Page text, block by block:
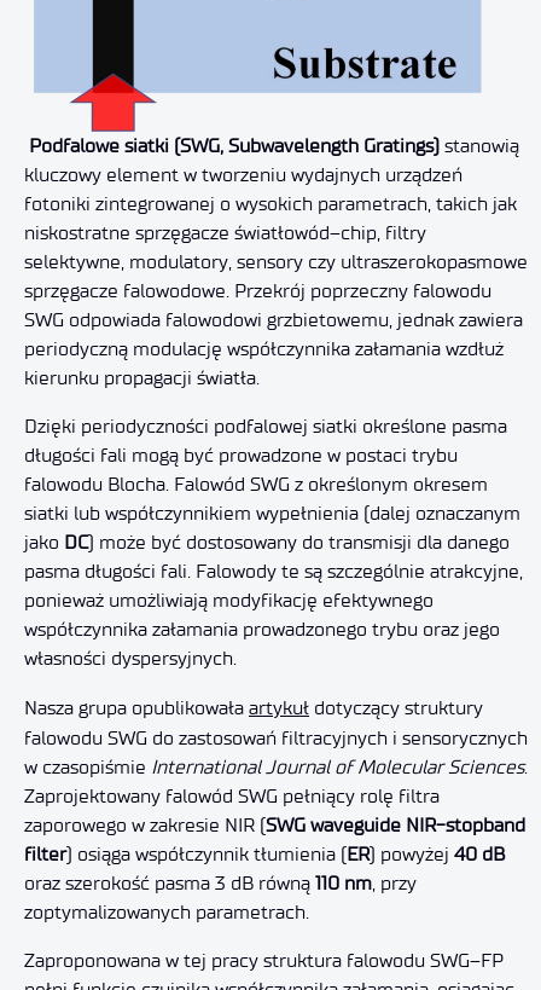
Podfalowe siatki (SWG, Subwavelength Gratings) stanowią
kluczowy element w tworzeniu wydajnych urządzeń
fotoniki zintegrowanej o wysokich parametrach, takich jak
niskostratne sprzęgacze światłowód–chip, filtry
selektywne, modulatory, sensory czy ultraszerokopasmowe
sprzęgacze falowodowe. Przekrój poprzeczny falowodu
SWG odpowiada falowodowi grzbietowemu, jednak zawiera
periodyczną modulację współczynnika załamania wzdłuż
kierunku propagacji światła.
Dzięki periodyczności podfalowej siatki określone pasma
długości fali mogą być prowadzone w postaci trybu
falowodu Blocha. Falowód SWG z określonym okresem
siatki lub współczynnikiem wypełnienia (dalej oznaczanym
jako DC) może być dostosowany do transmisji dla danego
pasma długości fali. Falowody te są szczególnie atrakcyjne,
ponieważ umożliwiają modyfikację efektywnego
współczynnika załamania prowadzonego trybu oraz jego
własności dyspersyjnych.
Nasza grupa opublikowała artykuł dotyczący struktury
falowodu SWG do zastosowań filtracyjnych i sensorycznych
w czasopiśmie International Journal of Molecular Sciences.
Zaprojektowany falowód SWG pełniący rolę filtra
zaporowego w zakresie NIR (SWG waveguide NIR-stopband
filter) osiąga współczynnik tłumienia (ER) powyżej 40 dB
oraz szerokość pasma 3 dB równą 110 nm, przy
zoptymalizowanych parametrach.
Zaproponowana w tej pracy struktura falowodu SWG–FP